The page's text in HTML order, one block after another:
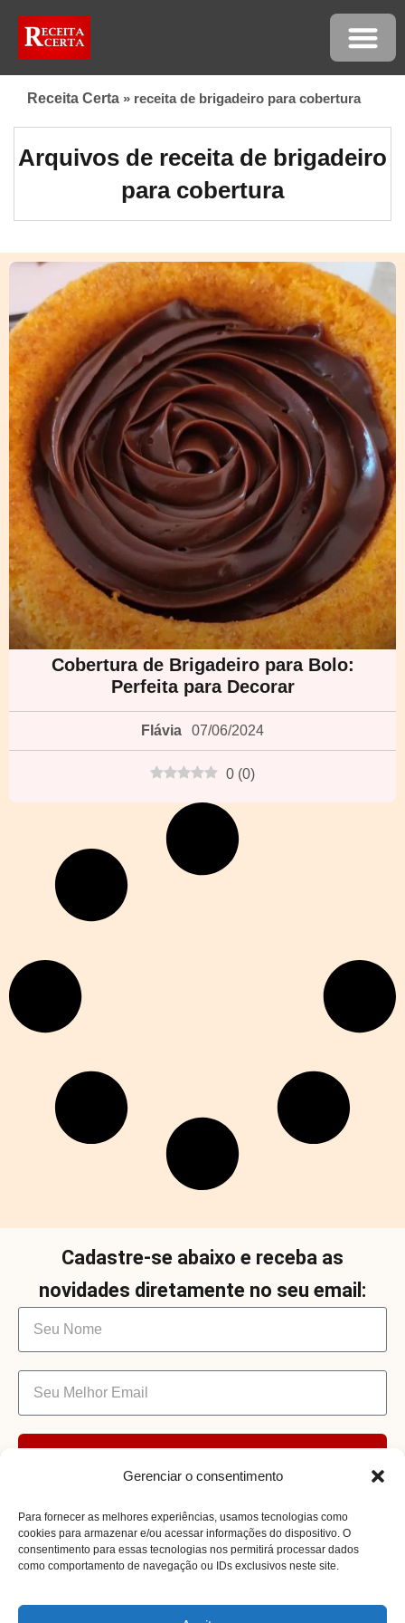
Gerenciar o consentimento
Para fornecer as melhores experiências, usamos tecnologias como
cookies para armazenar e/ou acessar informações do dispositivo. O
consentimento para essas tecnologias nos permitirá processar dados
como comportamento de navegação ou IDs exclusivos neste site.
Receita Certa » receita de brigadeiro para cobertura
Arquivos de receita de brigadeiro
para cobertura
Cobertura de Brigadeiro para Bolo:
Perfeita para Decorar
Flávia 07/06/2024
0 (0)
Cadastre-se abaixo e receba as
novidades diretamente no seu email: